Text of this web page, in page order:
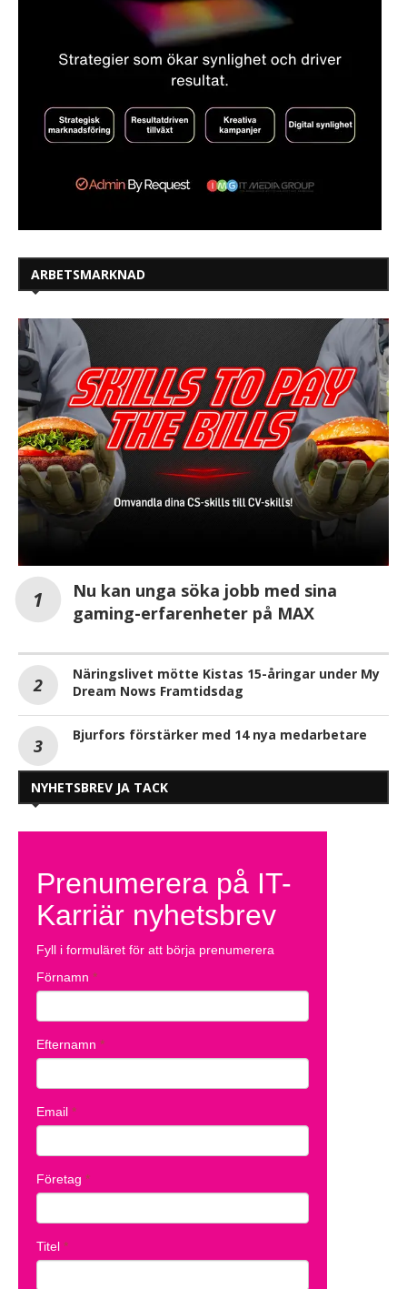
ARBETSMARKNAD
Nu kan unga söka jobb med sina
gaming-erfarenheter på MAX
Näringslivet mötte Kistas 15-åringar under My
Dream Nows Framtidsdag
Bjurfors förstärker med 14 nya medarbetare
NYHETSBREV JA TACK